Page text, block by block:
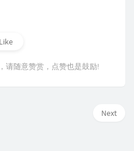
Like
请随意赞赏，点赞也是鼓励!
Next